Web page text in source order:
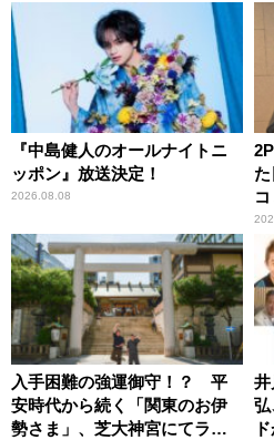
す！」
『中島健人のオールナイトニ
ッポン』放送決定！
2026.08.08
コ
入手困難の強運御守！？ 平
安時代から続く「関東のお伊
勢さま」、芝大神宮にてラン
井
弘